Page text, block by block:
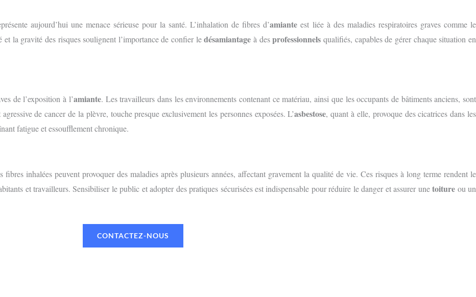
aujourd’hui une menace sérieuse pour la santé. L’inhalation de fibres d’amiante est liée à des maladies respiratoires graves comme le
et la gravité des risques soulignent l’importance de confier ledésamiantage à desprofessionnels qualifiés, capables de gérer chaque situation en
de l’exposition à l’amiante. Les travailleurs dans les environnements contenant ce matériau, ainsi que les occupants de bâtiments anciens, sont
de cancer de la plèvre, touche presque exclusivement les personnes exposées. L’asbestose, quant à elle, provoque des cicatrices dans les
fatigue et essoufflement chronique.
fibres inhalées peuvent provoquer des maladies après plusieurs années, affectant gravement la qualité de vie. Ces risques à long terme rendent le
et travailleurs. Sensibiliser le public et adopter des pratiques sécurisées est indispensable pour réduire le danger et assurer unetoiture ou un
CONTACTEZ-NOUS